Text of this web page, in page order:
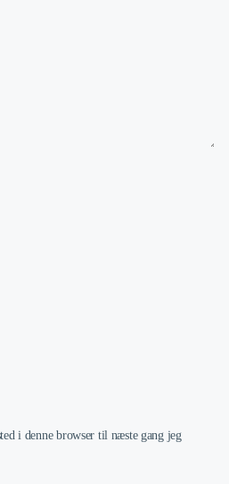
i denne browser til næste gang jeg